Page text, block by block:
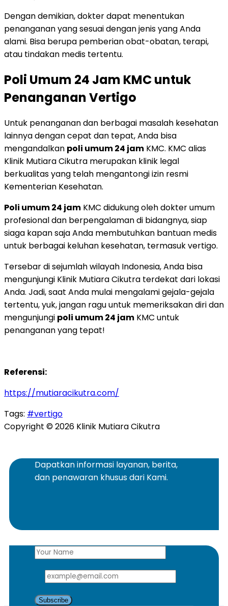
Dengan demikian, dokter dapat menentukan
penanganan yang sesuai dengan jenis yang Anda
alami. Bisa berupa pemberian obat-obatan, terapi,
atau tindakan medis tertentu.
Poli Umum 24 Jam KMC untuk
Penanganan Vertigo
Untuk penanganan dan berbagai masalah kesehatan
lainnya dengan cepat dan tepat, Anda bisa
mengandalkan poli umum 24 jam KMC. KMC alias
Klinik Mutiara Cikutra merupakan klinik legal
berkualitas yang telah mengantongi izin resmi
Kementerian Kesehatan.
Poli umum 24 jam KMC didukung oleh dokter umum
profesional dan berpengalaman di bidangnya, siap
siaga kapan saja Anda membutuhkan bantuan medis
untuk berbagai keluhan kesehatan, termasuk vertigo.
Tersebar di sejumlah wilayah Indonesia, Anda bisa
mengunjungi Klinik Mutiara Cikutra terdekat dari lokasi
Anda. Jadi, saat Anda mulai mengalami gejala-gejala
tertentu, yuk, jangan ragu untuk memeriksakan diri dan
mengunjungi poli umum 24 jam KMC untuk
penanganan yang tepat!
Referensi:
https://mutiaracikutra.com/
Tags: #vertigo
Copyright © 2026 Klinik Mutiara Cikutra
Dapatkan informasi layanan, berita,
dan penawaran khusus dari Kami.
Subscribe